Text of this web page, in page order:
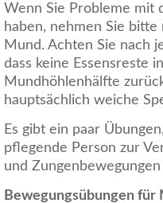
Wenn Sie Probleme mit
haben, nehmen Sie
Mund. Achten Sie nach
dass keine Essensreste
Mundhöhlenhälfte
hauptsächlich weiche
Es gibt ein paar
pflegende Person zur
und
Bewegungsübungen für